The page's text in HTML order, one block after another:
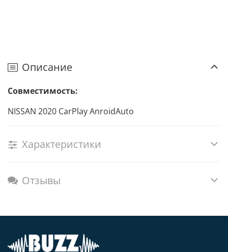
Описание
Совместимость:
NISSAN 2020 CarPlay AnroidAuto
Характеристики
Отзывы